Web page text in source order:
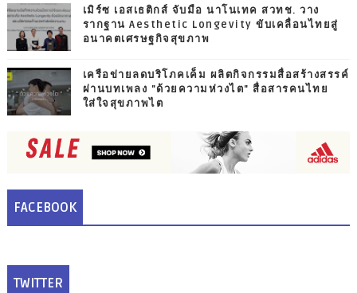
เมิร์ซ เอสเธติกส์ จับมือ นาโนเทค สวทช. วาง
รากฐาน Aesthetic Longevity ขับเคลื่อนไทยสู่
อนาคตเศรษฐกิจสุขภาพ
เครือข่ายลดบริโภคเค็ม ผลิตกิจกรรมสื่อสร้างสรรค์
ผ่านบทเพลง "ด้วยความห่วงไต" สื่อสารคนไทย
ใส่ใจสุขภาพไต
FACEBOOK
TWITTER